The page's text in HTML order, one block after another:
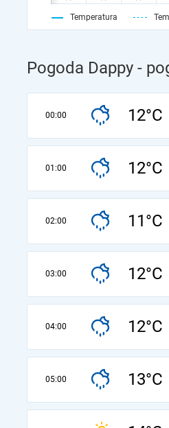
Temperatura
Pogoda Dappy -
00:00 12°C
01:00 12°C
02:00 11°C
03:00 12°C
04:00 12°C
05:00 13°C